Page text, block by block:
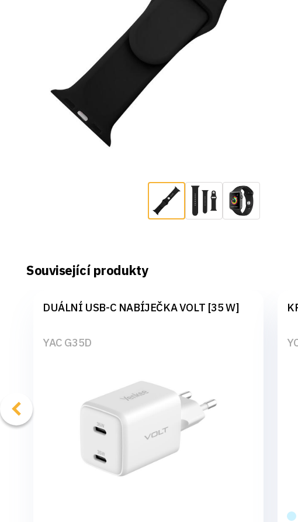
Související produkty
DUÁLNÍ USB-C NABÍJEČKA VOLT [35 W]
YAC G35D